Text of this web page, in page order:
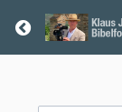
Return home